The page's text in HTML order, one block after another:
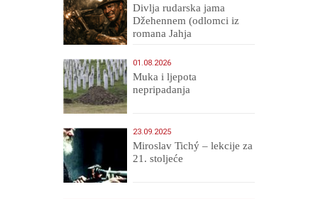
Divlja rudarska jama
Džehennem (odlomci iz
romana Jahja
01.08.2026
Muka i ljepota
nepripadanja
23.09.2025
Miroslav Tichý – lekcije za
21. stoljeće